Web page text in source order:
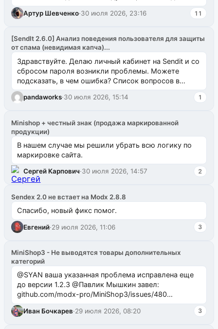
Артур Шевченко·30 июля 2026, 23:16 11
[SendIt 2.6.0] Анализ поведения пользователя для защиты
от спама (невидимая капча)...
Здравствуйте. Делаю личный кабинет на Sendit и со
сбросом пароля возникли проблемы. Можете
подсказать, в чем ошибка? Список вопросов в
одноименном разделе на modx.pro пока пуст, и,...
pandaworks·30 июля 2026, 15:14 1
Minishop + честный знак (продажа маркированной
продукции)
В нашем случае мы решили убрать всю логику по
маркировке сайта.
Сергей Карпович·30 июля 2026, 14:57 2
Sendex 2.0 не встает на Modx 2.8.8
Спасибо, новый фикс помог.
Евгений·29 июля 2026, 11:06 3
MiniShop3 - Не выводятся товары дополнительных
категорий
@SYAN ваша указанная проблема исправлена еще
до версии 1.2.3 @Павлик Мышкин завел:
github.com/modx-pro/MiniShop3/issues/480
github.com/modx-pro/MiniShop3/issues/481Исправим
в б...
Иван Бочкарев·29 июля 2026, 08:20 3